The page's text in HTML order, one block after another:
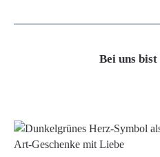
Bei uns